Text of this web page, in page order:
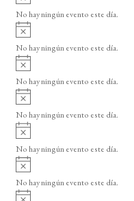
o
v
i
o
No hay ningún evento este día.
A
v
i
o
No hay ningún evento este día.
A
v
i
o
No hay ningún evento este día.
A
v
i
o
No hay ningún evento este día.
A
v
i
o
No hay ningún evento este día.
A
v
i
No hay ningún evento este día.
A